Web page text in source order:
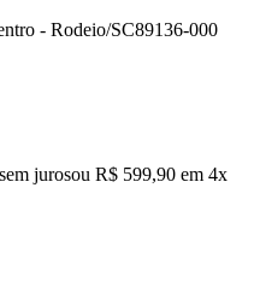
- Rodeio/SC89136-000
jurosou R$ 599,90 em 4x